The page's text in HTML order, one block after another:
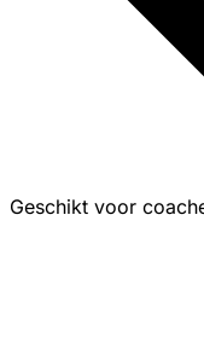
Geschikt voor